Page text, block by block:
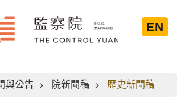
EN
與公告 院新聞稿 歷史新聞稿